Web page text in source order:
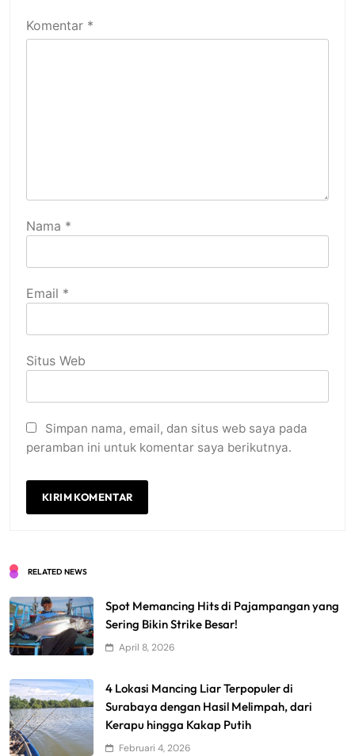
Komentar *
Nama *
Email *
Situs Web
Simpan nama, email, dan situs web saya pada
peramban ini untuk komentar saya berikutnya.
RELATED NEWS
Spot Memancing Hits di Pajampangan yang
Sering Bikin Strike Besar!
April 8, 2026
4 Lokasi Mancing Liar Terpopuler di
Surabaya dengan Hasil Melimpah, dari
Kerapu hingga Kakap Putih
Februari 4, 2026